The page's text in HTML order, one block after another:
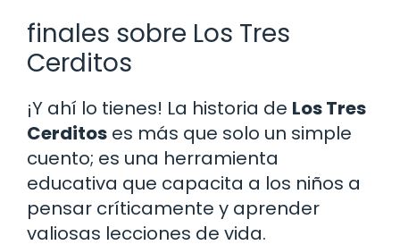
finales sobre Los Tres
Cerditos
¡Y ahí lo tienes! La historia de Los Tres
Cerditos es más que solo un simple
cuento; es una herramienta
educativa que capacita a los niños a
pensar críticamente y aprender
valiosas lecciones de vida.